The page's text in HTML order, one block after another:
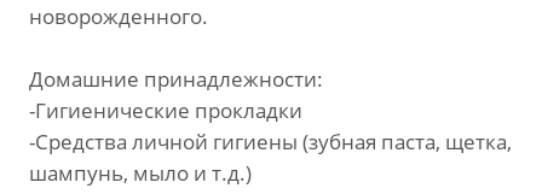
новорожденного.
Домашние принадлежности:
-Гигиенические прокладки
-Средства личной гигиены (зубная паста, щетка,
шампунь, мыло и т.д.)